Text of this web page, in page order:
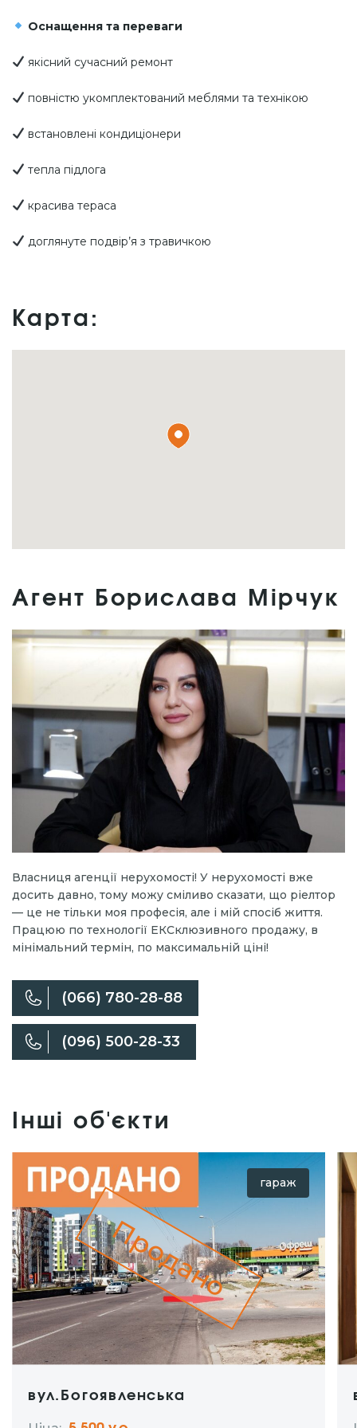
Оснащення та переваги
якісний сучасний ремонт
повністю укомплектований меблями та технікою
встановлені кондиціонери
тепла підлога
красива тераса
доглянуте подвір’я з травичкою
Карта:
Агент Борислава Мірчук
Власниця агенції нерухомості! У нерухомості вже
досить давно, тому можу сміливо сказати, що ріелтор
— це не тільки моя професія, але і мій спосіб життя.
Працюю по технології ЕКСклюзивного продажу, в
мінімальний термін, по максимальній ціні!
(066) 780-28-88
(096) 500-28-33
Інші об'єкти
гараж
Продано
вул.Богоявленська